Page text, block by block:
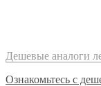
Дешевые аналоги
Ознакомьтесь с